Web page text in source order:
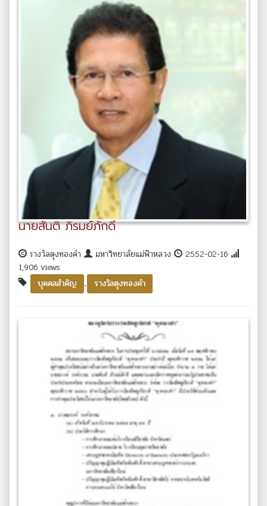
นายสันติ ภิรมย์ภักดี
รางวัลตุงทองคำ มหาวิทยาลัยแม่ฟ้าหลวง
2552-02-16
1,906 views
บุคคลสำคัญ
, รางวัลตุงทองคำ